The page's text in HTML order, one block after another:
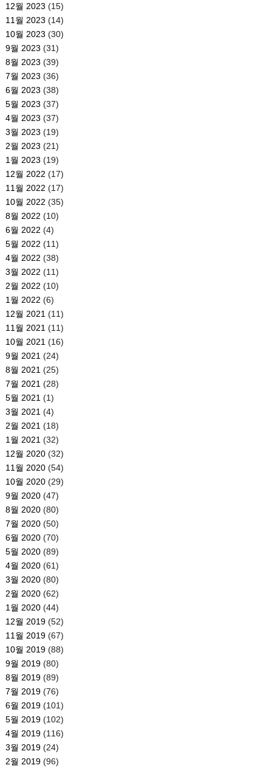
12월 2023 (15)
11월 2023 (14)
10월 2023 (30)
9월 2023 (31)
8월 2023 (39)
7월 2023 (36)
6월 2023 (38)
5월 2023 (37)
4월 2023 (37)
3월 2023 (19)
2월 2023 (21)
1월 2023 (19)
12월 2022 (17)
11월 2022 (17)
10월 2022 (35)
8월 2022 (10)
6월 2022 (4)
5월 2022 (11)
4월 2022 (38)
3월 2022 (11)
2월 2022 (10)
1월 2022 (6)
12월 2021 (11)
11월 2021 (11)
10월 2021 (16)
9월 2021 (24)
8월 2021 (25)
7월 2021 (28)
5월 2021 (1)
3월 2021 (4)
2월 2021 (18)
1월 2021 (32)
12월 2020(32)
11월 2020(54)
10월 2020(29)
9월 2020(47)
8월 2020(80)
7월 2020(50)
6월 2020(70)
5월 2020(89)
4월 2020(61)
3월 2020(80)
2월 2020(62)
1월 2020(44)
12월 2019(52)
11월 2019(67)
10월 2019(88)
9월 2019(80)
8월 2019(89)
7월 2019(76)
6월 2019(101)
5월 2019(102)
4월 2019(116)
3월 2019(24)
2월 2019(96)